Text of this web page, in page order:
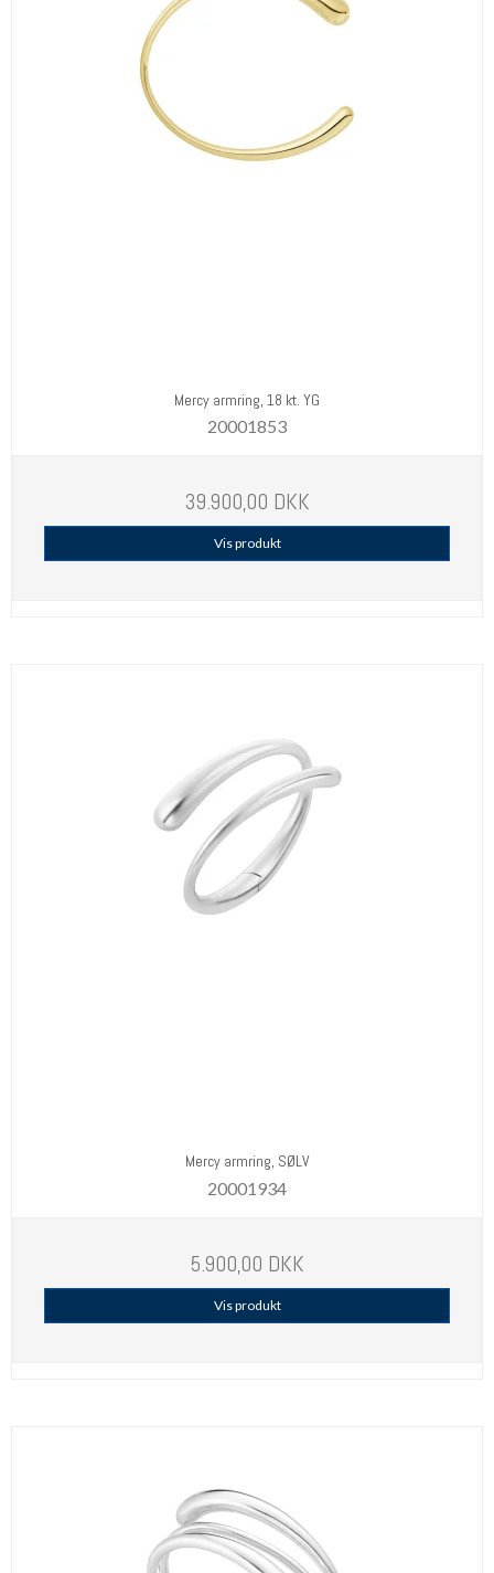
Mercy armring, 18 kt. YG
20001853
39.900,00 DKK
Vis produkt
Mercy armring, SØLV
20001934
5.900,00 DKK
Vis produkt